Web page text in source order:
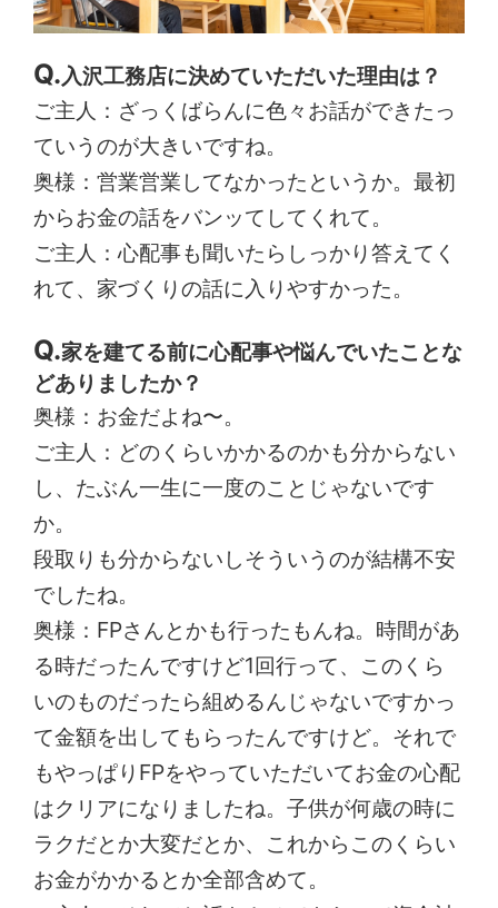
入沢工務店に決めていただいた理由は？
ご主人：ざっくばらんに色々お話ができたっ
ていうのが大きいですね。
奥様：営業営業してなかったというか。最初
からお金の話をバンッてしてくれて。
ご主人：心配事も聞いたらしっかり答えてく
れて、家づくりの話に入りやすかった。
家を建てる前に心配事や悩んでいたことな
どありましたか？
奥様：お金だよね〜。
ご主人：どのくらいかかるのかも分からない
し、たぶん一生に一度のことじゃないです
か。
段取りも分からないしそういうのが結構不安
でしたね。
奥様：FPさんとかも行ったもんね。時間があ
る時だったんですけど1回行って、このくら
いのものだったら組めるんじゃないですかっ
て金額を出してもらったんですけど。それで
もやっぱりFPをやっていただいてお金の心配
はクリアになりましたね。子供が何歳の時に
ラクだとか大変だとか、これからこのくらい
お金がかかるとか全部含めて。